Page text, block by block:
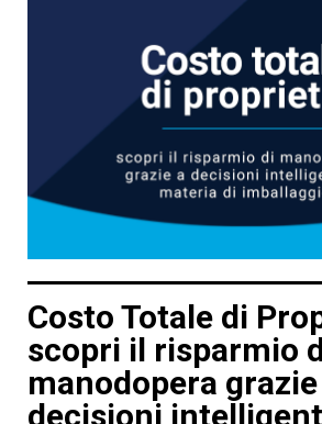
Costo Totale di
scopri il risparmio
manodopera grazie
decisioni